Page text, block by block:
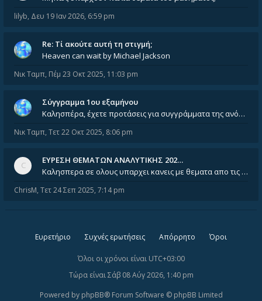
lilyb, Δευ 19 Ιαν 2026, 6:59 pm
Re: Tί ακούτε αυτή τη στιγμή;
Heaven can wait by Michael Jackson
Νικ Ταμπ, Πέμ 23 Οκτ 2025, 11:03 pm
Σύγγραμμα 1ου εξαμήνου
Καλησπέρα, έχετε προτάσεις για συγγράμματα της ανόργανης χημείας? Είμαι ανάμεσα σε Λιοδάκη, Chung και Atkins
Νικ Ταμπ, Τετ 22 Οκτ 2025, 8:06 pm
ΕΥΡΕΣΗ ΘΕΜΑΤΩΝ ΑΝΑΛΥΤΙΚΗΣ 202…
Καλησπερα σε ολους υπαρχει κανεις με θεματα απο τις εξετασεις του ιουνιου και σεπτεμβρίου για την αναλυτικη χημεια
ChrisM, Τετ 24 Σεπ 2025, 7:14 pm
Ευρετήριο Συχνές ερωτήσεις Απόρρητο Όροι
Όλοι οι χρόνοι είναι UTC+03:00
Τώρα είναι Σάβ 08 Αύγ 2026, 1:40 pm
Powered by phpBB® Forum Software © phpBB Limited